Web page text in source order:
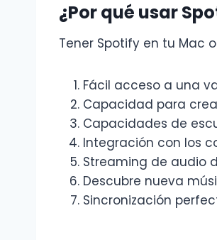
¿Por qué usar
Tener Spotify en tu Mac
Fácil acceso a una
Capacidad para
Capacidades de
Integración con los
Streaming de audio
Descubre nueva
Sincronización